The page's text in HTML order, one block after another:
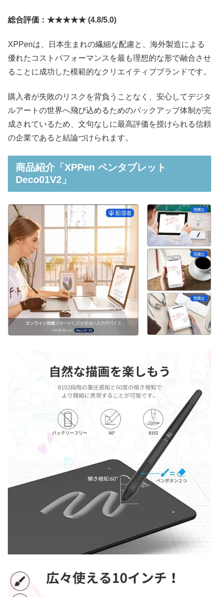
総合評価：★★★★★ (4.8/5.0)
XPPenは、日本生まれの繊細な配慮と、海外製造による
優れたコストパフォーマンスを最も理想的な形で融合させ
ることに成功した模範的なクリエイティブブランドです。
購入者が失敗のリスクを背負うことなく、安心してデジタ
ルアートの世界へ飛び込めるためのバックアップ体制が完
成されているため、文句なしに最高評価を授けられる信頼
の企業であると結論づけられます。
商品紹介「XPPen ペンタブレット
Deco01V2」